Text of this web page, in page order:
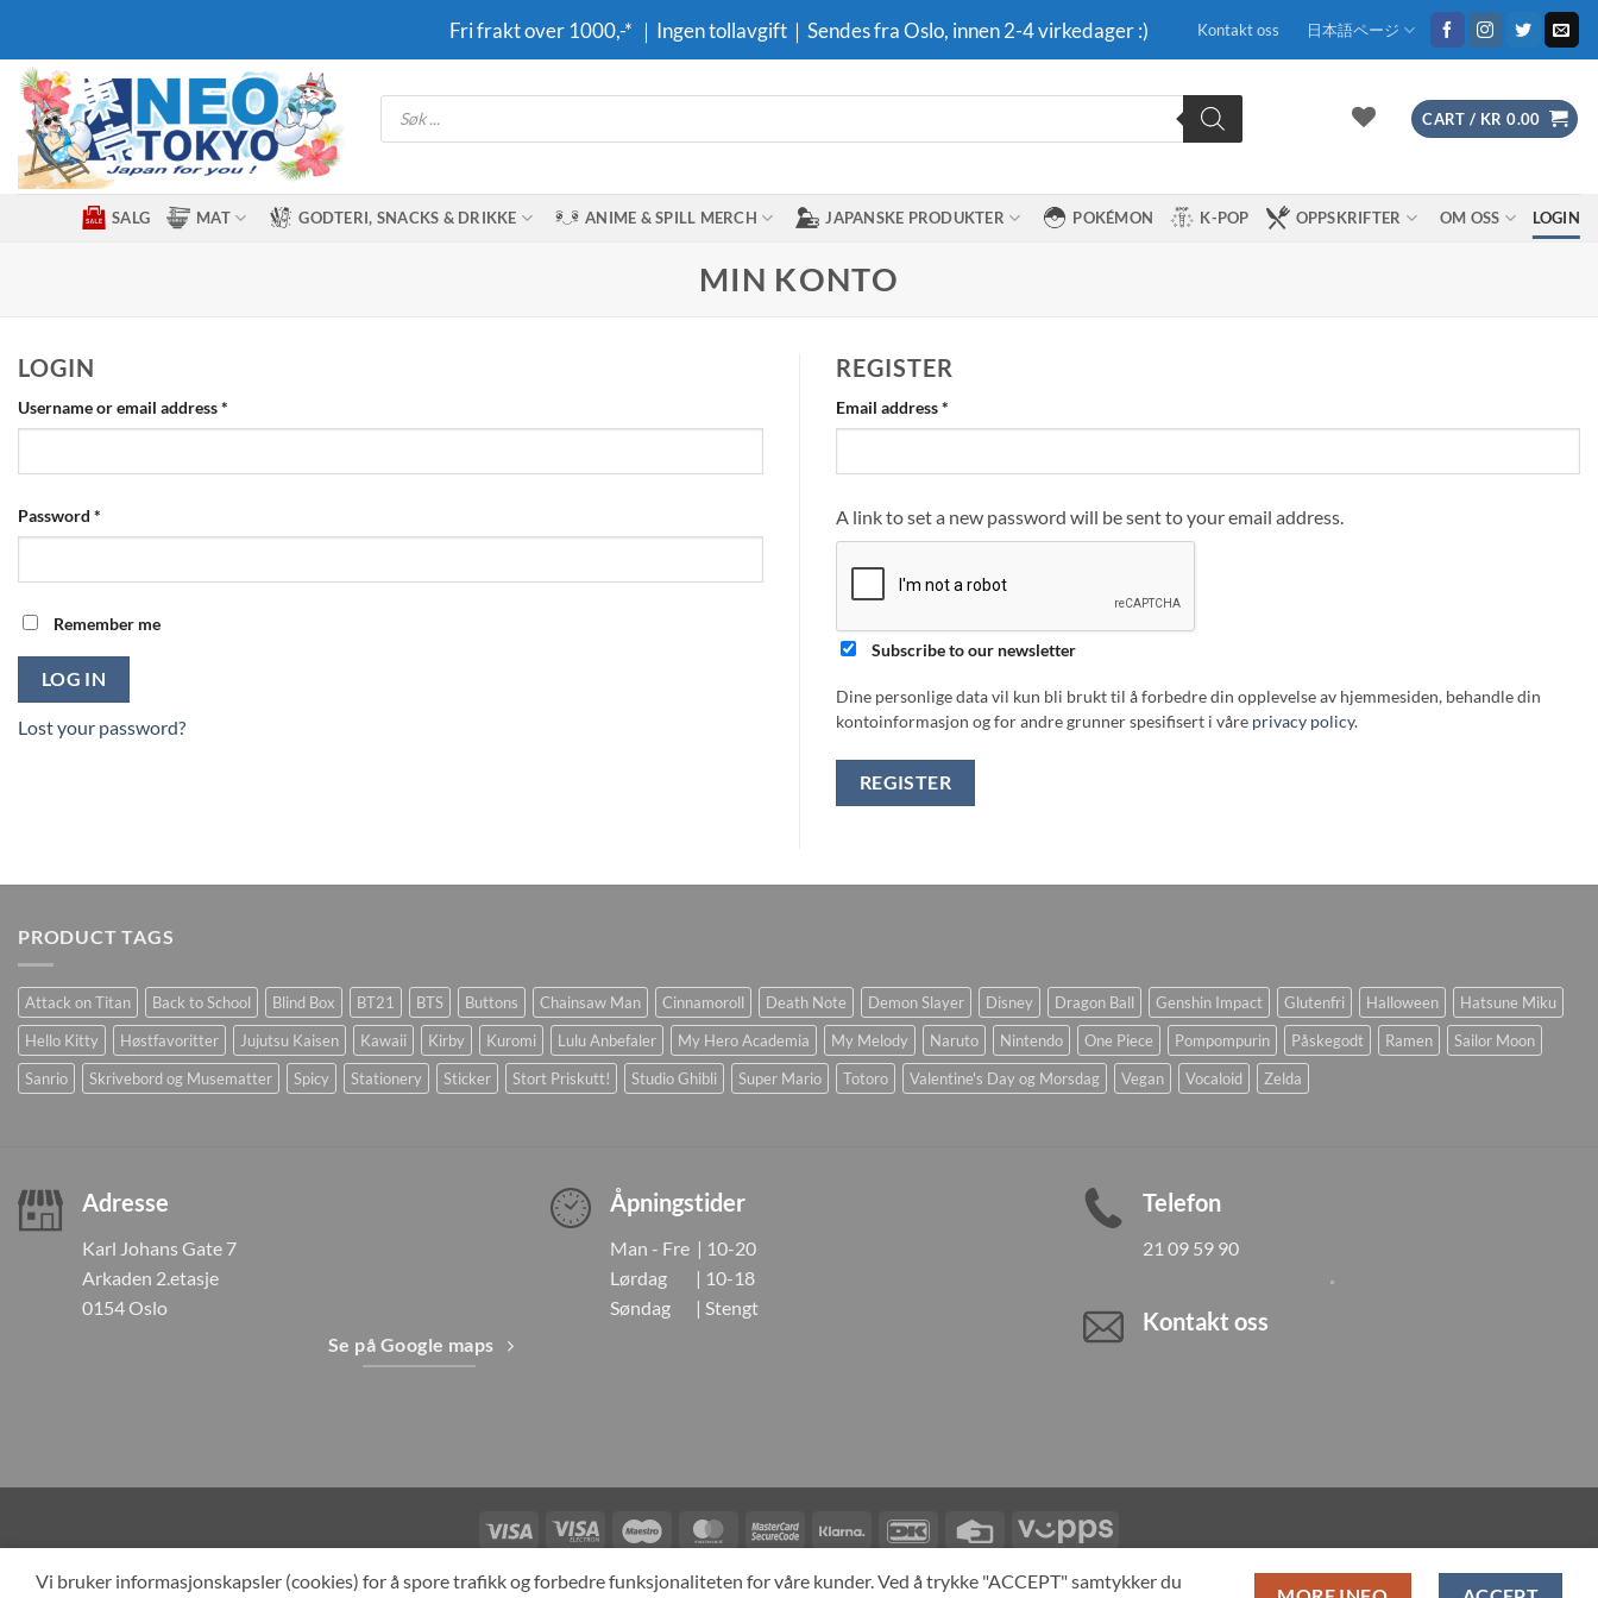
content
Fri frakt over 1000,-* ｜Ingen tollavgift｜Sendes fra Oslo, innen 2-4 virkedager :) Kontakt oss 日本語ページ
Products
search
CART / KR 0.00
SALG MAT GODTERI, SNACKS & DRIKKE ANIME & SPILL MERCH JAPANSKE PRODUKTER POKÉMON K-POP OPPSKRIFTER OM OSS LOGIN
MIN KONTO
LOGIN
Username or email address*
Password *
Remember me
LOG IN
Lost your password?
REGISTER
Email address*
A link to set a new password will be sent to your email address.
Subscribe to our newsletter
Dine personlige data vil kun bli brukt til å forbedre din opplevelse av hjemmesiden, behandle din
kontoinformasjon og for andre grunner spesifisert i våre privacy policy.
REGISTER
PRODUCT TAGS
Attack on Titan Back to School Blind Box BT21 BTS Buttons Chainsaw Man Cinnamoroll Death Note Demon Slayer Disney Dragon Ball Genshin Impact Glutenfri Halloween
Hatsune Miku
Hello Kitty
Høstfavoritter Jujutsu Kaisen Kawaii Kirby Kuromi Lulu Anbefaler My Hero Academia My Melody Naruto Nintendo One Piece Pompompurin Påskegodt Ramen
Sailor Moon
Sanrio
Skrivebord og Musematter Spicy Stationery Sticker Stort Priskutt! Studio Ghibli Super Mario Totoro Valentine's Day og Morsdag Vegan Vocaloid Zelda
Adresse
Karl Johans Gate 7
Arkaden 2.etasje
0154 Oslo
Se på Google maps
Åpningstider
Man - Fre | 10-20
Lørdag | 10-18
Søndag | Stengt
Telefon
21 09 59 90
Kontakt oss
Visa
Visa
Electron
Maestro MasterCardMasterCard
2
Klarna DanKort
Credit
Card
Vipps
TILBAKEKALLINGER KONTAKT OSS OM OSS SPESIALBESTILLING MIN KONTO ALL PRODUCTS
Vi bruker informasjonskapsler (cookies) for å spore trafikk og forbedre funksjonaliteten for våre kunder. Ved å trykke "ACCEPT" samtykker du